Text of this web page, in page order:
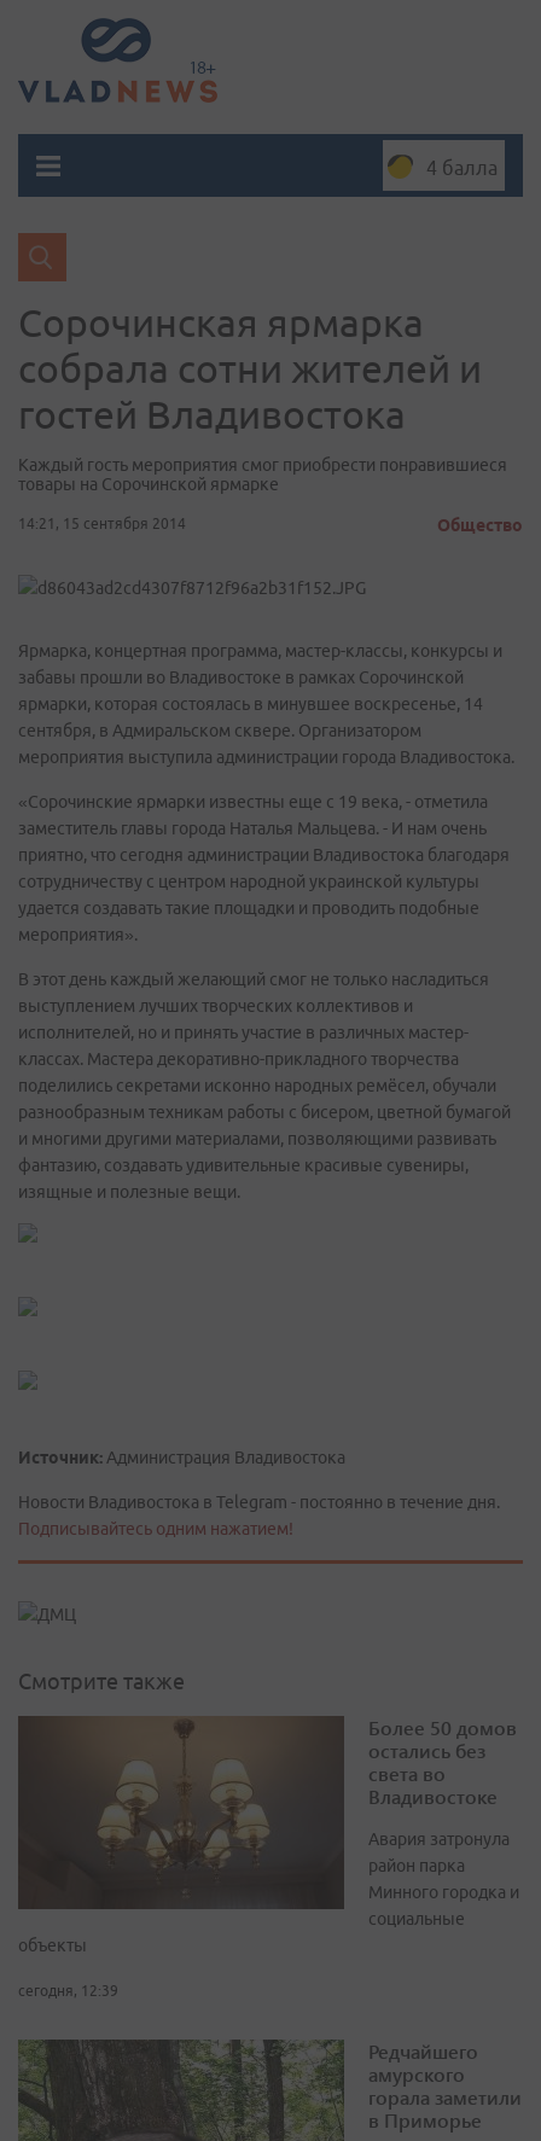
4 балла
Сорочинская ярмарка
собрала сотни жителей и
гостей Владивостока
Каждый гость мероприятия смог приобрести понравившиеся
товары на Сорочинской ярмарке
14:21, 15 сентября 2014 Общество
Ярмарка, концертная программа, мастер-классы, конкурсы и
забавы прошли во Владивостоке в рамках Сорочинской
ярмарки, которая состоялась в минувшее воскресенье, 14
сентября, в Адмиральском сквере. Организатором
мероприятия выступила администрации города Владивостока.
«Сорочинские ярмарки известны еще с 19 века, - отметила
заместитель главы города Наталья Мальцева. - И нам очень
приятно, что сегодня администрации Владивостока благодаря
сотрудничеству с центром народной украинской культуры
удается создавать такие площадки и проводить подобные
мероприятия».
В этот день каждый желающий смог не только насладиться
выступлением лучших творческих коллективов и
исполнителей, но и принять участие в различных мастер-
классах. Мастера декоративно-прикладного творчества
поделились секретами исконно народных ремёсел, обучали
разнообразным техникам работы с бисером, цветной бумагой
и многими другими материалами, позволяющими развивать
фантазию, создавать удивительные красивые сувениры,
изящные и полезные вещи.
Источник: Администрация Владивостока
Новости Владивостока в Telegram - постоянно в течение дня.
Подписывайтесь одним нажатием!
Смотрите также
Более 50 домов
остались без
света во
Владивостоке
Авария затронула
район парка
Минного городка и
социальные
объекты
сегодня, 12:39
Редчайшего
амурского
горала заметили
в Приморье